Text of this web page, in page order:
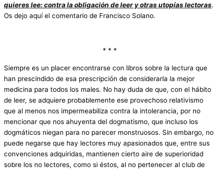
quieres lee: contra la obligación de leer y otras utopías lectoras.
Os dejo aquí el comentario de Francisco Solano.
* * *
Siempre es un placer encontrarse con libros sobre la lectura que
han prescindido de esa prescripción de considerarla la mejor
medicina para todos los males. No hay duda de que, con el hábito
de leer, se adquiere probablemente ese provechoso relativismo
que al menos nos impermeabiliza contra la intolerancia, por no
mencionar que nos ahuyenta del dogmatismo, que incluso los
dogmáticos niegan para no parecer monstruosos. Sin embargo, no
puede negarse que hay lectores muy apasionados que, entre sus
convenciones adquiridas, mantienen cierto aire de superioridad
sobre los no lectores, como si éstos, al no pertenecer al club de